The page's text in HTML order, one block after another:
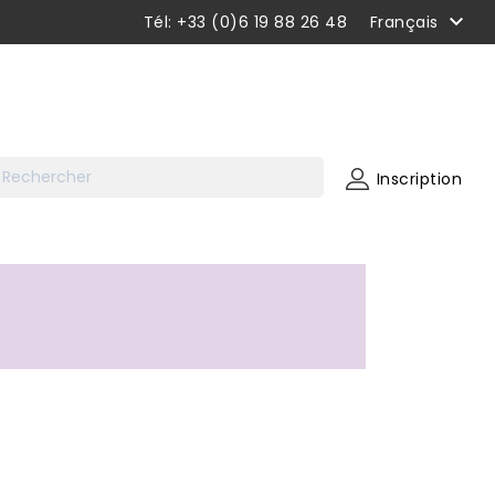
Tél: +33 (0)6 19 88 26 48 Français 
Inscription